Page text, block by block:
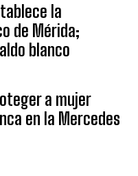
la
de Mérida;
blanco
a mujer
en la Mercedes